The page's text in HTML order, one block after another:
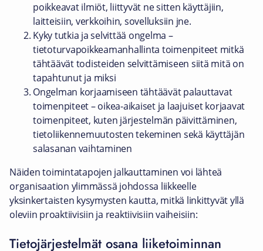
poikkeavat ilmiöt, liittyvät ne sitten käyttäjiin,
laitteisiin, verkkoihin, sovelluksiin jne.
Kyky tutkia ja selvittää ongelma –
tietoturvapoikkeamanhallinta toimenpiteet mitkä
tähtäävät todisteiden selvittämiseen siitä mitä on
tapahtunut ja miksi
Ongelman korjaamiseen tähtäävät palauttavat
toimenpiteet – oikea-aikaiset ja laajuiset korjaavat
toimenpiteet, kuten järjestelmän päivittäminen,
tietoliikennemuutosten tekeminen sekä käyttäjän
salasanan vaihtaminen
Näiden toimintatapojen jalkauttaminen voi lähteä
organisaation ylimmässä johdossa liikkeelle
yksinkertaisten kysymysten kautta, mitkä linkittyvät yllä
oleviin proaktiivisiin ja reaktiivisiin vaiheisiin:
Tietojärjestelmät osana liiketoiminnan